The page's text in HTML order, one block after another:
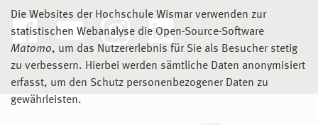
Die Websites der Hochschule Wismar verwenden zur
statistischen Webanalyse die Open-Source-Software
Matomo, um das Nutzererlebnis für Sie als Besucher stetig
zu verbessern. Hierbei werden sämtliche Daten anonymisiert
erfasst, um den Schutz personenbezogener Daten zu
gewährleisten.